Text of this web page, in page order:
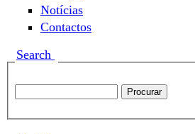
Notícias
Contactos
Show
Search